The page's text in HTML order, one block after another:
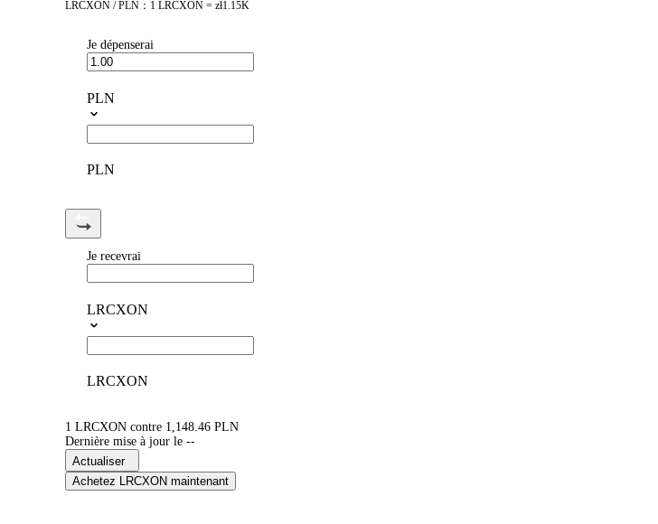
LRCXON / PLN：1 LRCXON = zł1.15K
Je dépenserai
PLN
PLN
Je recevrai
LRCXON
LRCXON
1 LRCXON contre 1,148.46 PLN
Dernière mise à jour le --
Actualiser
Achetez LRCXON maintenant